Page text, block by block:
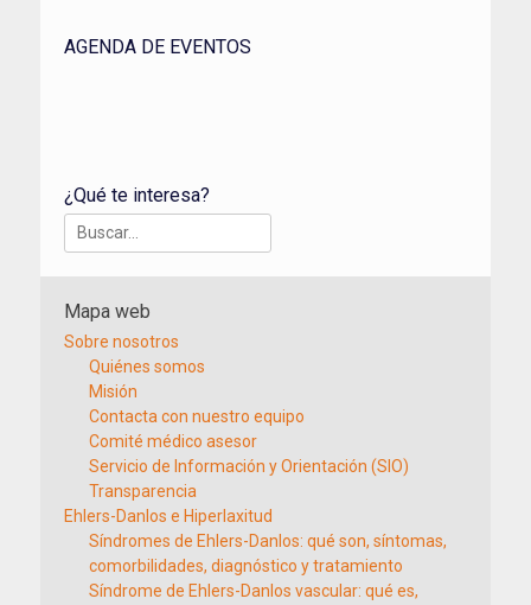
AGENDA DE EVENTOS
¿Qué te interesa?
Buscar:
Mapa web
Sobre nosotros
Quiénes somos
Misión
Contacta con nuestro equipo
Comité médico asesor
Servicio de Información y Orientación (SIO)
Transparencia
Ehlers-Danlos e Hiperlaxitud
Síndromes de Ehlers-Danlos: qué son, síntomas,
comorbilidades, diagnóstico y tratamiento
Síndrome de Ehlers-Danlos vascular: qué es,